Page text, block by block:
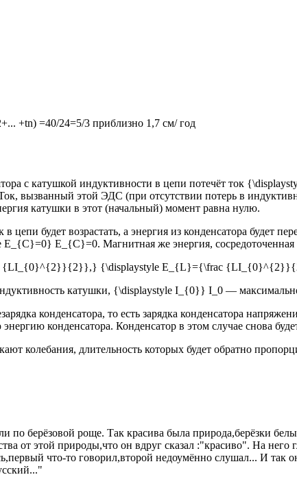
+tn) =40/24=5/3 приблизно 1,7 см/ год
с катушкой индуктивности в цепи потечёт ток
вызванный этой ЭДС (при отсутствии потерь в
катушки в этот (начальный) момент равна нулю.
цепи будет возрастать, а энергия из конденсатора будет
E_{C}=0} E_{C}=0. Магнитная же энергия,
{LI_{0}^{2}}{2}},} {\displaystyle E_{L}={\frac
катушки, {\displaystyle I_{0}} I_0 —
конденсатора, то есть зарядка конденсатора
энергию конденсатора. Конденсатор в этом случае снова
колебания, длительность которых будет обратно
по берёзовой роще. Так красива была природа,берёзки
от этой природы,что он вдруг сказал :"красиво". На
что-то говорил,второй недоумённо слушал... И так